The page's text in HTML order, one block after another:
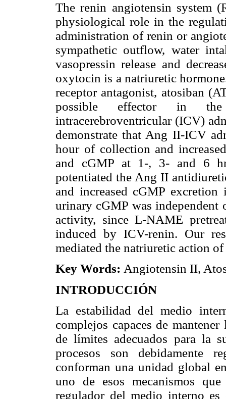
The renin angiotensin system
physiological role in the
administration of renin or
sympathetic outflow, water
vasopressin release and
oxytocin is a natriuretic
receptor antagonist, atosiban
possible effector in
intracerebroventricular (ICV)
demonstrate that Ang II-ICV
hour of collection and
and cGMP at 1-, 3- and 6
potentiated the Ang II
and increased cGMP
urinary cGMP was
activity, since L-NAME
induced by ICV-renin. Our
mediated the natriuretic action
Key Words: Angiotensin II,
INTRODUCCIÓN
La estabilidad del medio
complejos capaces de
de límites adecuados para la
procesos son debidamente
conforman una unidad global
uno de esos mecanismos
regulador del medio interno es